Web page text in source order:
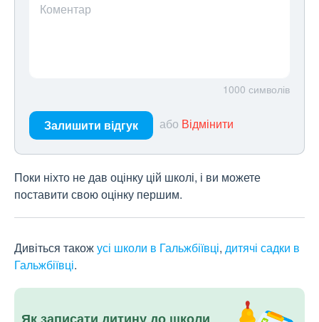
Коментар
1000 символів
Залишити відгук або Відмінити
Поки ніхто не дав оцінку цій школі, і ви можете
поставити свою оцінку першим.
Дивіться такожусі школи в Гальжбіївці, дитячі садки в
Гальжбіївці.